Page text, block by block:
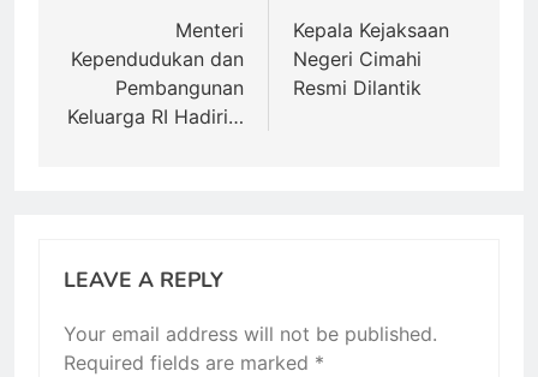
navigationMenteri
Kependudukan dan
Pembangunan
Keluarga RI Hadiri…
Kepala Kejaksaan
Negeri Cimahi
Resmi Dilantik
LEAVE A REPLY
Your email address will not be published.
Required fields are marked *